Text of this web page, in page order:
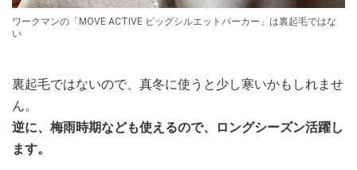
ワークマンの「MOVE ACTIVE ビッグシルエットパーカー」は裏起毛ではな
い
裏起毛ではないので、真冬に使うと少し寒いかもしれませ
ん。
逆に、梅雨時期なども使えるので、ロングシーズン活躍し
ます。